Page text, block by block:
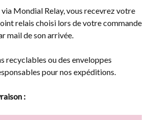
Mondial Relay, vous recevrez votre
relais choisi lors de votre commande
mail de son arrivée.
recyclables ou des enveloppes
pour nos expéditions.
: